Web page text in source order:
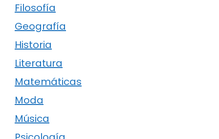
Filosofía
Geografía
Historia
Literatura
Matemáticas
Moda
Música